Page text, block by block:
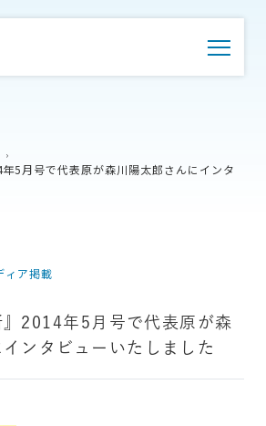
5月号で代表原が森川陽太郎さんにインタ
ィア掲載
』2014年5月号で代表原が森
ンタビューいたしました